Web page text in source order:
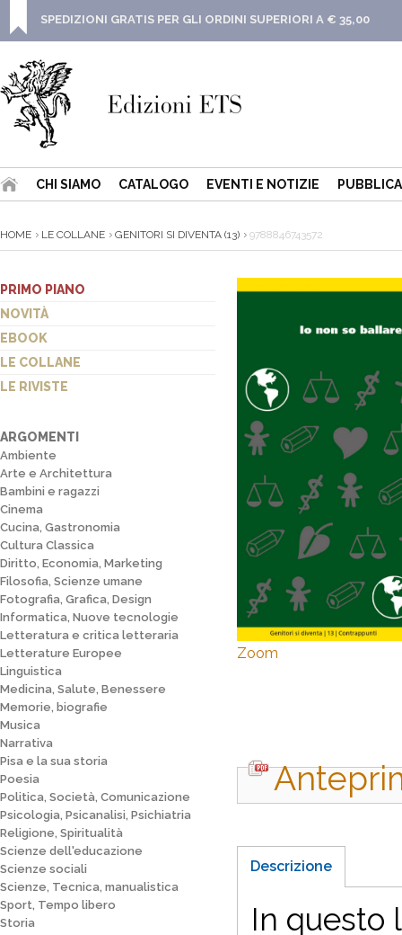
SPEDIZIONI GRATIS PER GLI ORDINI SUPERIORI A € 35,00
CHI SIAMO CATALOGO EVENTI E NOTIZIE
HOME LE COLLANE GENITORI SI DIVENTA (13) 9788846743572
PRIMO PIANO
NOVITÀ
EBOOK
LE COLLANE
LE RIVISTE
ARGOMENTI
Ambiente
Arte e Architettura
Bambini e ragazzi
Cinema
Cucina, Gastronomia
Cultura Classica
Diritto, Economia, Marketing
Filosofia, Scienze umane
Fotografia, Grafica, Design
Informatica, Nuove tecnologie
Letteratura e critica letteraria
Letterature Europee
Linguistica
Medicina, Salute, Benessere
Memorie, biografie
Musica
Narrativa
Pisa e la sua storia
Poesia
Politica, Società, Comunicazione
Psicologia, Psicanalisi, Psichiatria
Religione, Spiritualità
Scienze dell'educazione
Scienze sociali
Scienze, Tecnica, manualistica
Sport, Tempo libero
Storia
Zoom
Descrizione
In questo